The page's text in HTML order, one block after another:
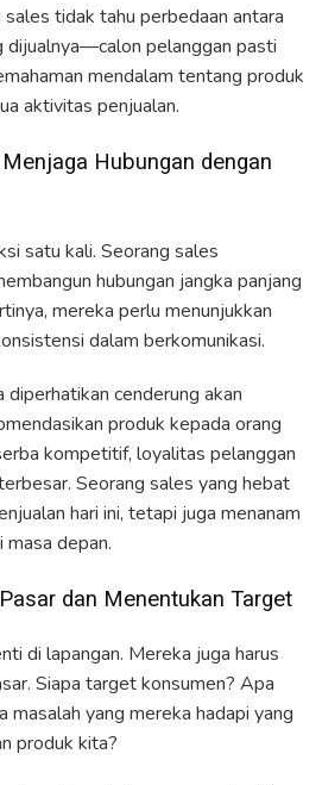
tidak tahu perbedaan antara
dijualnya—calon pelanggan pasti
mendalam tentang produk
aktivitas penjualan.
Hubungan dengan
satu kali. Seorang sales
hubungan jangka panjang
mereka perlu menunjukkan
dalam berkomunikasi.
cenderung akan
produk kepada orang
kompetitif, loyalitas pelanggan
Seorang sales yang hebat
hari ini, tetapi juga menanam
masa depan.
dan Menentukan Target
di lapangan. Mereka juga harus
Siapa target konsumen? Apa
masalah yang mereka hadapi yang
produk kita?